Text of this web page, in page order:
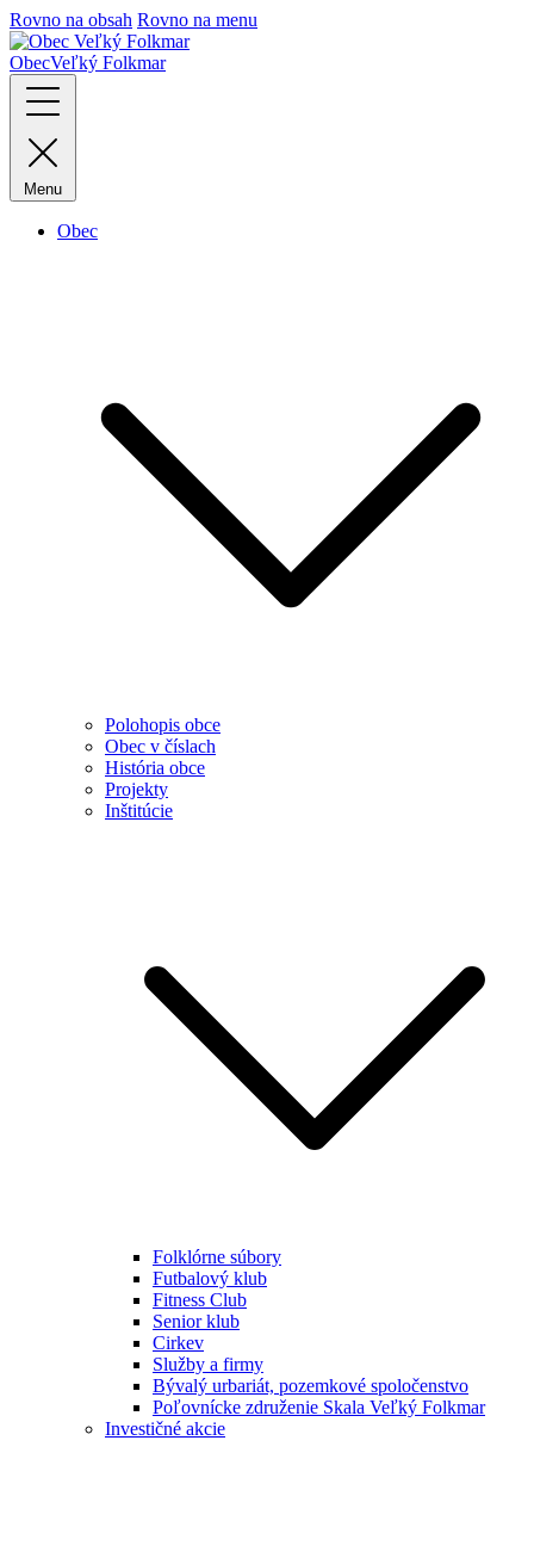
Rovno na obsah Rovno na menu
ObecVeľký Folkmar
Menu
Obec
Polohopis obce
Obec v číslach
História obce
Projekty
Inštitúcie
Folklórne súbory
Futbalový klub
Fitness Club
Senior klub
Cirkev
Služby a firmy
Bývalý urbariát, pozemkové spoločenstvo
Poľovnícke združenie Skala Veľký Folkmar
Investičné akcie